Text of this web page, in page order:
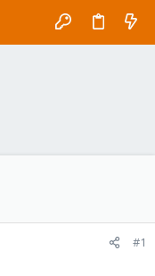
#1